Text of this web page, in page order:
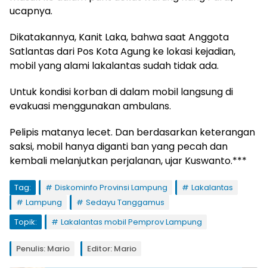
ucapnya.
Dikatakannya, Kanit Laka, bahwa saat Anggota
Satlantas dari Pos Kota Agung ke lokasi kejadian,
mobil yang alami lakalantas sudah tidak ada.
Untuk kondisi korban di dalam mobil langsung di
evakuasi menggunakan ambulans.
Pelipis matanya lecet. Dan berdasarkan keterangan
saksi, mobil hanya diganti ban yang pecah dan
kembali melanjutkan perjalanan, ujar Kuswanto.***
Tag: Diskominfo Provinsi Lampung
Lakalantas
Lampung
Sedayu Tanggamus
Topik:
Lakalantas mobil Pemprov Lampung
Penulis: Mario Editor: Mario